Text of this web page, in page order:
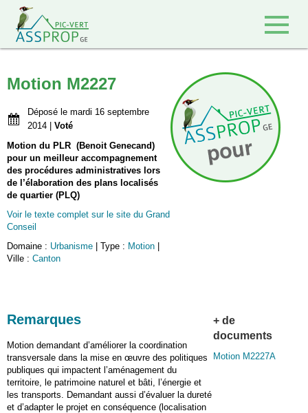
Motion M2227
Déposé le mardi 16 septembre
2014 | Voté
Motion du PLR (Benoit Genecand)
pour un meilleur accompagnement
des procédures administratives lors
de l’élaboration des plans localisés
de quartier (PLQ)
Voir le texte complet sur le site du Grand
Conseil
Domaine : Urbanisme | Type : Motion
Ville : Canton
Remarques
Motion demandant d’améliorer la coordination
transversale dans la mise en œuvre des politiques
publiques qui impactent l’aménagement du
territoire, le patrimoine naturel et bâti, l’énergie et
les transports. Demandant aussi d’évaluer la dureté
et d’adapter le projet en conséquence (localisation
+ de
documents
Motion M2227A